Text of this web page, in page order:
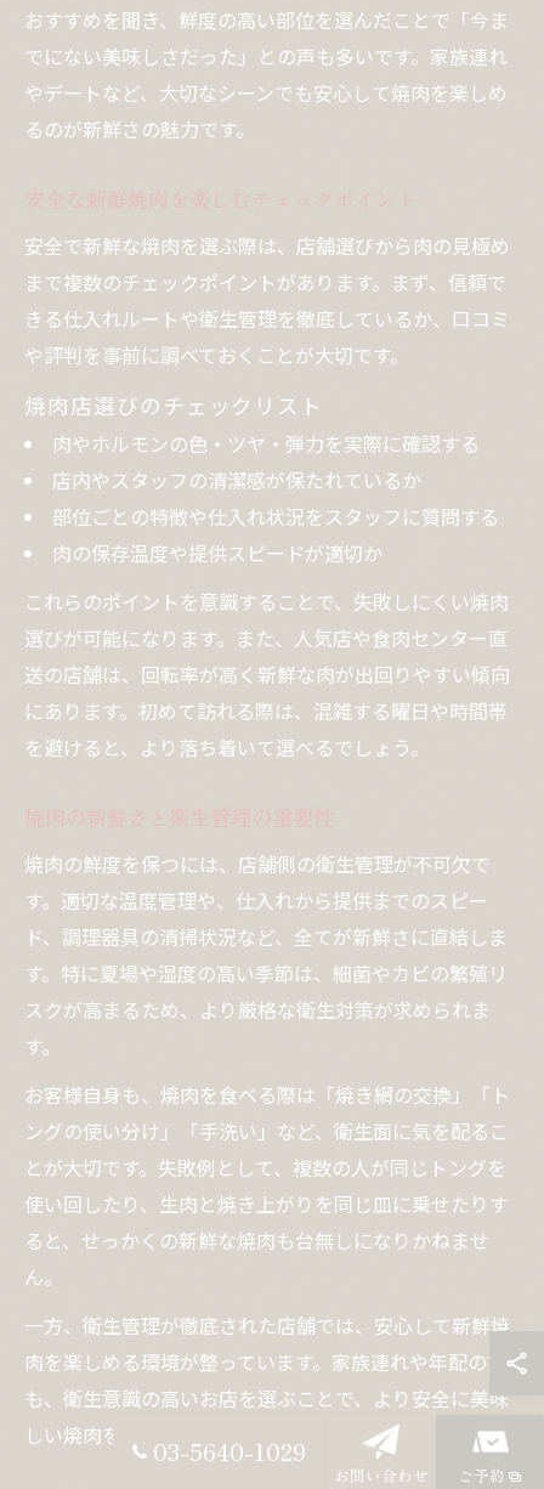
おすすめを聞き、鮮度の高い部位を選んだことで「今ま
でにない美味しさだった」との声も多いです。家族連れ
やデートなど、大切なシーンでも安心して焼肉を楽しめ
るのが新鮮さの魅力です。
安全な新鮮焼肉を楽しむチェックポイント
安全で新鮮な焼肉を選ぶ際は、店舗選びから肉の見極め
まで複数のチェックポイントがあります。まず、信頼で
きる仕入れルートや衛生管理を徹底しているか、口コミ
や評判を事前に調べておくことが大切です。
焼肉店選びのチェックリスト
肉やホルモンの色・ツヤ・弾力を実際に確認する
店内やスタッフの清潔感が保たれているか
部位ごとの特徴や仕入れ状況をスタッフに質問する
肉の保存温度や提供スピードが適切か
これらのポイントを意識することで、失敗しにくい焼肉
選びが可能になります。また、人気店や食肉センター直
送の店舗は、回転率が高く新鮮な肉が出回りやすい傾向
にあります。初めて訪れる際は、混雑する曜日や時間帯
を避けると、より落ち着いて選べるでしょう。
焼肉の新鮮さと衛生管理の重要性
焼肉の鮮度を保つには、店舗側の衛生管理が不可欠で
す。適切な温度管理や、仕入れから提供までのスピー
ド、調理器具の清掃状況など、全てが新鮮さに直結しま
す。特に夏場や湿度の高い季節は、細菌やカビの繁殖リ
スクが高まるため、より厳格な衛生対策が求められま
す。
お客様自身も、焼肉を食べる際は「焼き網の交換」「ト
ングの使い分け」「手洗い」など、衛生面に気を配るこ
とが大切です。失敗例として、複数の人が同じトングを
使い回したり、生肉と焼き上がりを同じ皿に乗せたりす
ると、せっかくの新鮮な焼肉も台無しになりかねませ
ん。
一方、衛生管理が徹底された店舗では、安心して新鮮焼
肉を楽しめる環境が整っています。家族連れや年配の方
も、衛生意識の高いお店を選ぶことで、より安全に美味
しい焼肉を堪能できるでしょう。
03-5640-1029
お問い合わせ ご予約